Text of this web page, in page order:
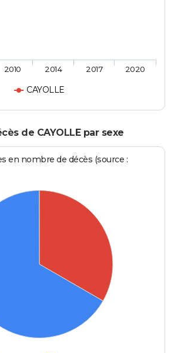
CAYOLLE
2010 2014 2017 2020
de CAYOLLE par sexe
en nombre de décès (source :